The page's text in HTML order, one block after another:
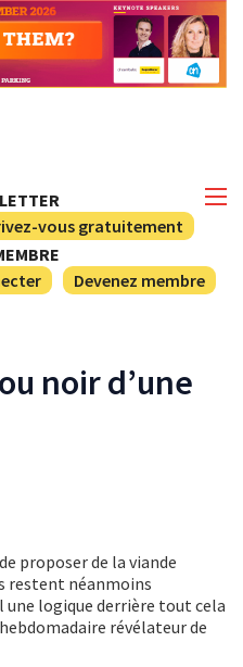
vous gratuitement
Devenez membre
noir d’une
proposer de la viande
restent néanmoins
une logique derrière tout cela
révélateur de